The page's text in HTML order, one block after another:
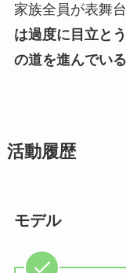
家族全員が表舞
は過度に目立と
の道を進んでいる
活動履歴
モデル